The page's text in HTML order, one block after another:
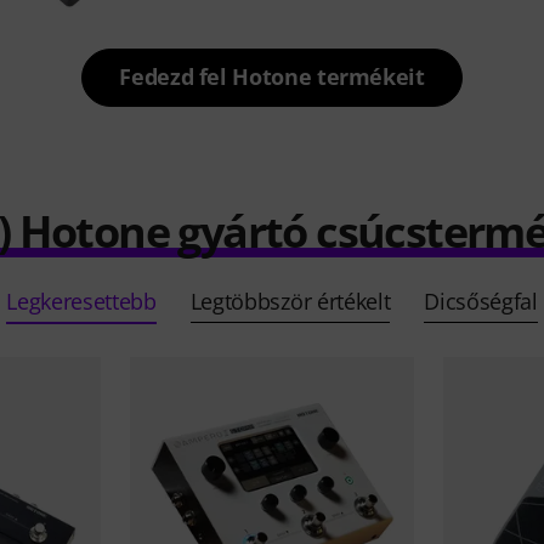
Fedezd fel Hotone termékeit
Hotone gyártó
Legkeresettebb Legtöbbször értékelt Dicsőségfal